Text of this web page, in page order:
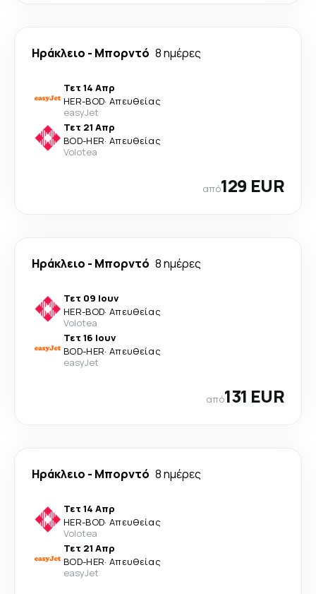
Ηράκλειο - Μπορντό 8 ημέρες
Τετ 14 Απρ
HER-BOD· Απευθείας
easyJet
Τετ 21 Απρ
BOD-HER· Απευθείας
Volotea
από129 EUR
Ηράκλειο - Μπορντό 8 ημέρες
Τετ 09 Ιουν
HER-BOD· Απευθείας
Volotea
Τετ 16 Ιουν
BOD-HER· Απευθείας
easyJet
από131 EUR
Ηράκλειο - Μπορντό 8 ημέρες
Τετ 14 Απρ
HER-BOD· Απευθείας
Volotea
Τετ 21 Απρ
BOD-HER· Απευθείας
easyJet